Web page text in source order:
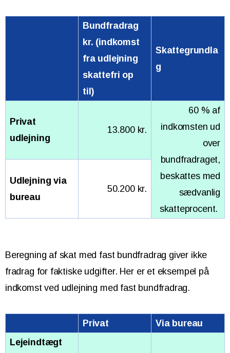
Bundfradrag
kr. (indkomst
fra udlejning
skattefri op
til)
Skattegrundla
g
Privat
udlejning
13.800 kr.
60 % af
indkomsten ud
over
bundfradraget,
beskattes med
sædvanlig
skatteprocent.
Udlejning via
bureau
50.200 kr.
Beregning af skat med fast bundfradrag giver ikke
fradrag for faktiske udgifter. Her er et eksempel på
indkomst ved udlejning med fast bundfradrag.
Privat
Via bureau
Lejeindtægt